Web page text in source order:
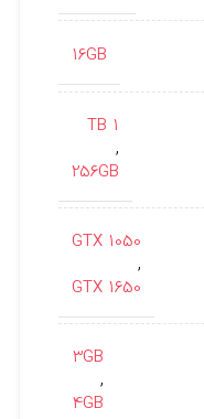
16GB
1 TB
,
256GB
GTX 1050
,
GTX 1650
3GB
,
4GB